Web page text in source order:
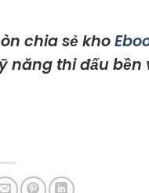
chia sẻ kho
năng thi đấu